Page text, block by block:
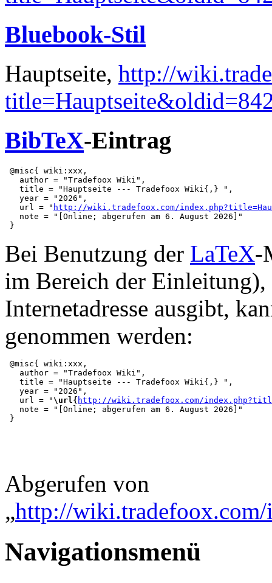
Bluebook-Stil
Hauptseite, http://
BibTeX-Eintrag
@misc{ wiki:xxx,
   author = "Tradefoox Wiki",
   title = "Hauptseite --- Tradefoox Wiki{,} ",
   year = "2026",
   url = "
http://wiki.tradefoox.com/
   note = "[Online; abgerufen am 6. August 2026]"
Bei Benutzung der LaTeX-
im Bereich der Einleitung),
Internetadresse ausgibt,
genommen werden:
@misc{ wiki:xxx,
   author = "Tradefoox Wiki",
   title = "Hauptseite --- Tradefoox Wiki{,} ",
   year = "2026",
   url = "
\url{ http://wiki.tradefoox.com/
   note = "[Online; abgerufen am 6. August 2026]"
Abgerufen von
„http://
Navigationsmenü